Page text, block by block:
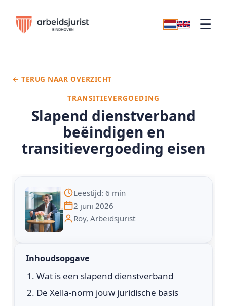
☰
Slapend dienstverband
beëindigen en
transitievergoeding eisen
← TERUG NAAR OVERZICHT
TRANSITIEVERGOEDING
Leestijd: 6 min
2 juni 2026
Roy, Arbeidsjurist
Inhoudsopgave
Wat is een slapend dienstverband
De Xella-norm jouw juridische basis